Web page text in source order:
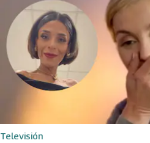
Televisión